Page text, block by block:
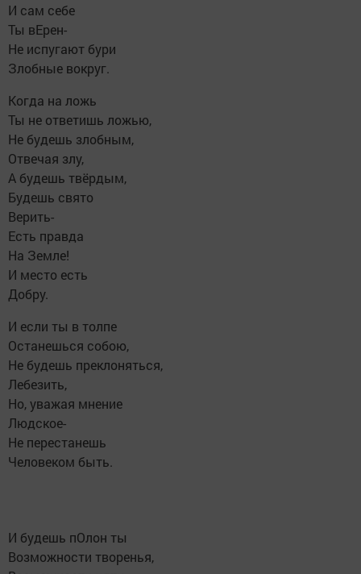
И сам себе
Ты вЕрен-
Не испугают бури
Злобные вокруг.
Когда на ложь
Ты не ответишь ложью,
Не будешь злобным,
Отвечая злу,
А будешь твёрдым,
Будешь свято
Верить-
Есть правда
На Земле!
И место есть
Добру.
И если ты в толпе
Останешься собою,
Не будешь преклоняться,
Лебезить,
Но, уважая мнение
Людское-
Не перестанешь
Человеком быть.
И будешь пОлон ты
Возможности творенья,